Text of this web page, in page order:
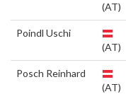
(AT)
Poindl Uschi
(AT)
Posch Reinhard
(AT)